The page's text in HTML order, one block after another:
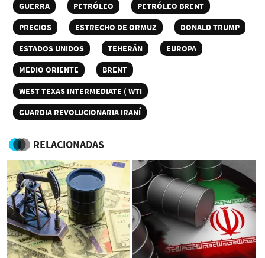
GUERRA PETRÓLEO
PETRÓLEO BRENT
PRECIOS
ESTRECHO DE ORMUZ
DONALD TRUMP
ESTADOS UNIDOS
TEHERÁN
EUROPA
MEDIO ORIENTE
BRENT
WEST TEXAS INTERMEDIATE ( WTI
GUARDIA REVOLUCIONARIA IRANÍ
RELACIONADAS